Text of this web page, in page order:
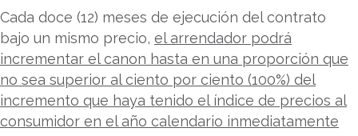
Cada doce (12) meses de ejecución del contrato
bajo un mismo precio, el arrendador podrá
incrementar el canon hasta en una proporción que
no sea superior al ciento por ciento (100%) del
incremento que haya tenido el índice de precios al
consumidor en el año calendario inmediatamente